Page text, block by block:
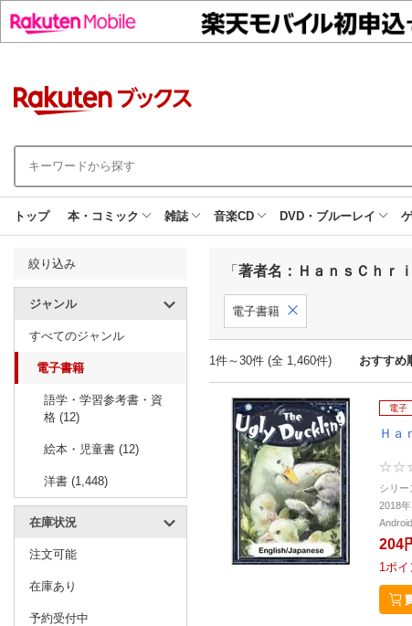
トップ 本・コミック 雑誌 音楽CD DVD・ブルーレイ
絞り込み
ジャンル
すべてのジャンル
電子書籍
語学・学習参考書・資
格 (12)
絵本・児童書 (12)
洋書 (1,448)
在庫状況
注文可能
在庫あり
予約受付中
「 著者名：ＨａｎｓＣｈｒ
電子書籍
1件～30件 (全 1,460件) おすすめ
電子
Ｈａ
シリー
2018
204
1 ポイ